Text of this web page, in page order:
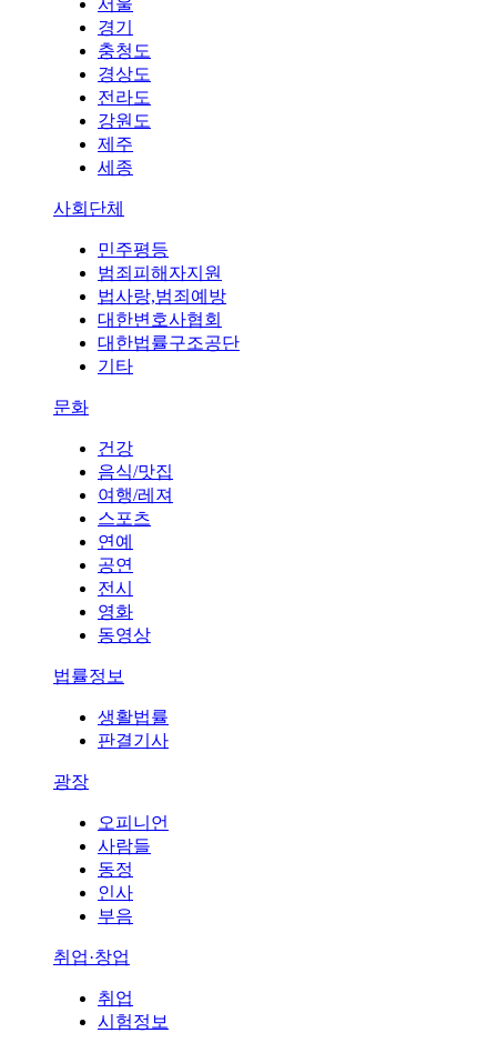
경기
충청도
경상도
전라도
강원도
제주
세종
사회단체
민주평등
범죄피해자지원
법사랑,범죄예방
대한변호사협회
대한법률구조공단
기타
문화
건강
음식/맛집
여행/레져
스포츠
연예
공연
전시
영화
동영상
법률정보
생활법률
판결기사
광장
오피니언
사람들
동정
인사
부음
취업·창업
취업
시험정보